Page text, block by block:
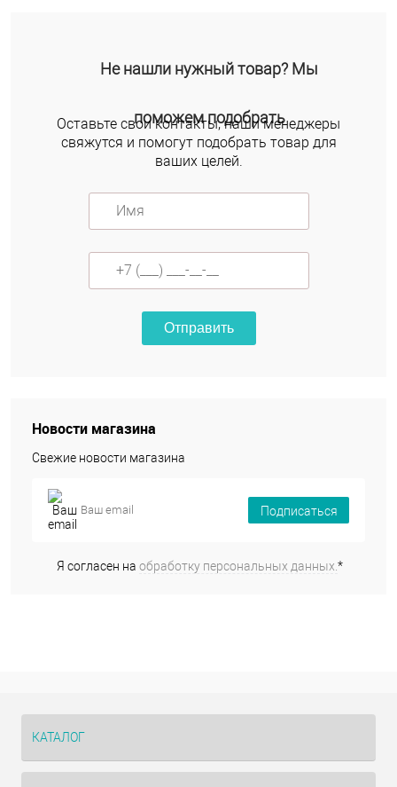
Не нашли нужный товар? Мы
поможем подобрать
Оставьте свои контакты, наши менеджеры
свяжутся и помогут подобрать товар для
ваших целей.
Отправить
Новости магазина
Свежие новости магазина
Подписаться
Я согласен на обработку персональных данных.*
КАТАЛОГ